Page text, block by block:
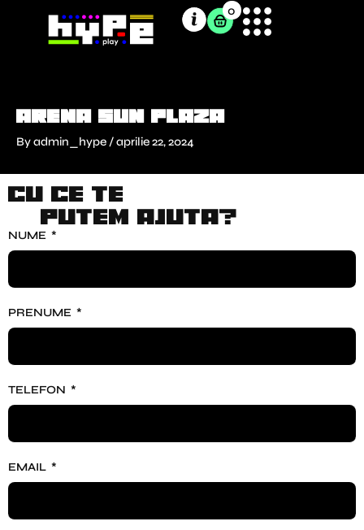
0
Arena Sun Plaza
Byadmin_hype /aprilie 22, 2024
Cu ce te
putem ajuta?
NUME
PRENUME
TELEFON
EMAIL